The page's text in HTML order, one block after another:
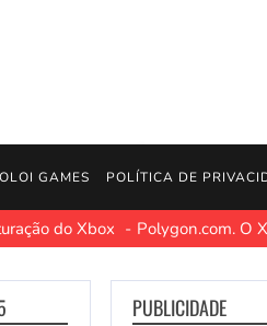
GAMES POLÍTICA DE
do Xbox Polygon.com. O
PUBLICIDADE